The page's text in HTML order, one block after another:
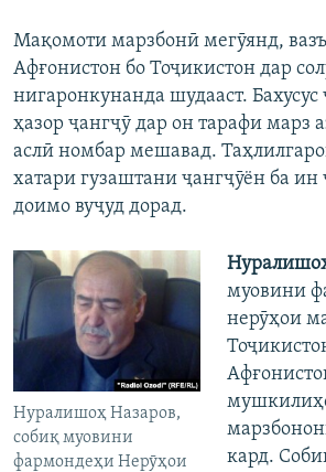
Мақомоти марзбонӣ мегӯянд,
Афғонистон бо Тоҷикистон дар
нигаронкунанда шудааст.
ҳазор ҷангҷӯ дар он тарафи марз
аслӣ номбар мешавад.
хатари гузаштани ҷангҷӯён ба
доимо вуҷуд дорад.
Нуралишоҳ Назаров,
собиқ муовини
фармондеҳи Нерӯҳои
муовини
нерӯҳои
кард.